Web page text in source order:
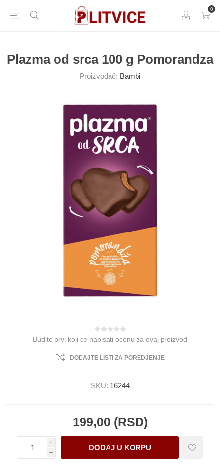
0
Plazma od srca 100 g Pomorandza
Proizvođač: Bambi
Budite prvi koji će napisati ocenu za ovaj proizvod
DODAJTE LISTI ZA POREDJENJE
SKU: 16244
199,00 (RSD)
i
h